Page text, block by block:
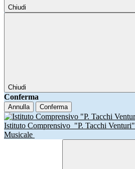
Chiudi
Chiudi
Conferma
Annulla Conferma
Istituto Comprensivo "P. Tacchi Venturi"
Musicale